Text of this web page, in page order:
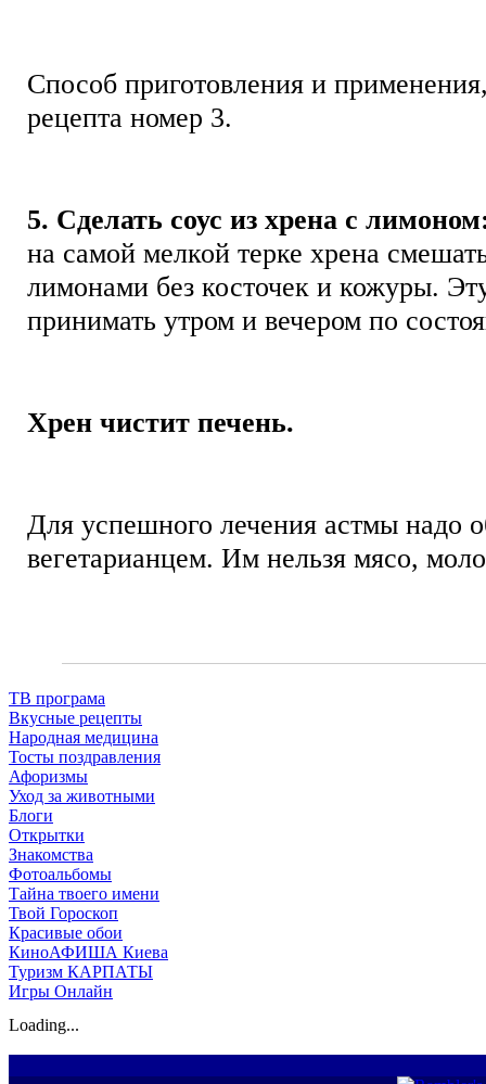
Способ приготовления и
рецепта номер 3.
5. Сделать соус из хрена с
на самой мелкой терке хрена
лимонами без косточек и кожуры.
принимать утром и вечером по
Хрен чистит печень.
Для успешного лечения астмы надо
вегетарианцем. Им нельзя мясо,
ТВ програма
Вкусные рецепты
Народная медицина
Тосты поздравления
Афоризмы
Уход за животными
Блоги
Открытки
Знакомства
Фотоальбомы
Тайна твоего имени
Твой Гороскоп
Красивые обои
КиноАФИША Киева
Туризм КАРПАТЫ
Игры Онлайн
Loading...